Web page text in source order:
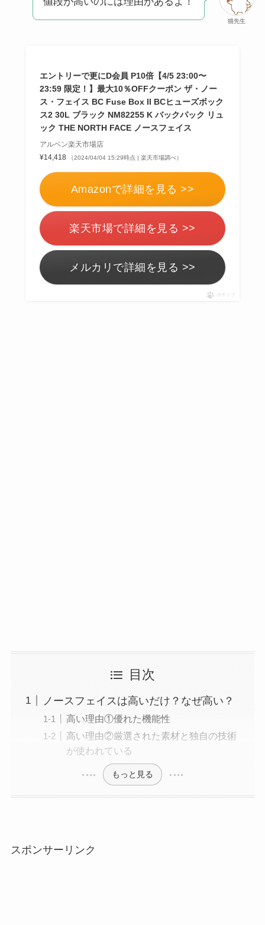
気？安く買える方法
も解説！
の理由と安く買える
方法も解説！
猫先生
エントリーで更にD会員 P10倍【4/5 23:00〜
23:59 限定！】最大10％OFFクーポン ザ・ノー
ス・フェイス BC Fuse Box II BCヒューズボック
ス2 30L ブラック NM82255 K バックパック リュ
ック THE NORTH FACE ノースフェイス
アルペン楽天市場店
¥14,418
（2024/04/04 15:29時点 | 楽天市場調べ）
Amazonで詳細を見る >>
楽天市場で詳細を見る >>
メルカリで詳細を見る >>
ポチップ
目次
ノースフェイスは高いだけ？なぜ高い？
高い理由①優れた機能性
高い理由②厳選された素材と独自の技術
が使われている
もっと見る
スポンサーリンク